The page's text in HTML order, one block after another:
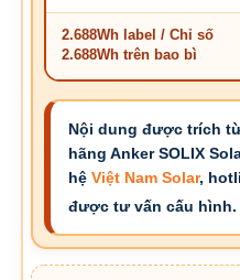
2.688Wh label / Chỉ số
2.688Wh trên bao bì
Nội dung được trích
hãng Anker SOLIX
hệ Việt Nam Solar,
được tư vấn cấu hình.